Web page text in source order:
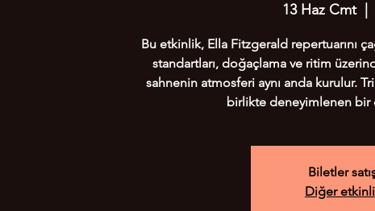
13 Haz Cmt
  |
Bu etkinlik, Ella Fitzgerald repertuarını
standartları, doğaçlama ve ritim
sahnenin atmosferi aynı anda kurulur.
birlikte deneyimlenen bir
Biletler
Diğer